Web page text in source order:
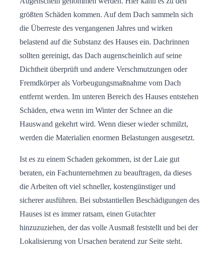
größten Schäden kommen. Auf dem Dach sammeln sich
die Überreste des vergangenen Jahres und wirken
belastend auf die Substanz des Hauses ein. Dachrinnen
sollten gereinigt, das Dach augenscheinlich auf seine
Dichtheit überprüft und andere Verschmutzungen oder
Fremdkörper als Vorbeugungsmaßnahme vom Dach
entfernt werden. Im unteren Bereich des Hauses entstehen
Schäden, etwa wenn im Winter der Schnee an die
Hauswand gekehrt wird. Wenn dieser wieder schmilzt,
werden die Materialien enormen Belastungen ausgesetzt.
Ist es zu einem Schaden gekommen, ist der Laie gut
beraten, ein Fachunternehmen zu beauftragen, da dieses
die Arbeiten oft viel schneller, kostengünstiger und
sicherer ausführen. Bei substantiellen Beschädigungen des
Hauses ist es immer ratsam, einen Gutachter
hinzuzuziehen, der das volle Ausmaß feststellt und bei der
Lokalisierung von Ursachen beratend zur Seite steht.